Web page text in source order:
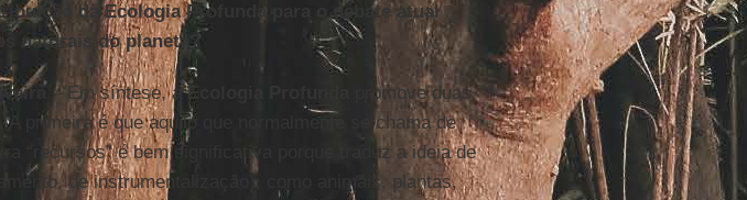
da Ecologia Profunda para o debate atual
naturais do planeta?
– Em síntese, aEcologia Profunda
promove duas
A primeira é que aquilo que normalmente se chama de
“recursos” é bem significativa porque traduz a ideia de
de instrumentalização), como animais, plantas,